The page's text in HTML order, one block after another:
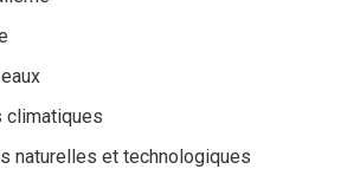
climatiques
naturelles et technologiques